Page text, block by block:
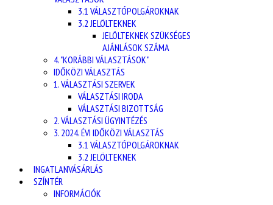
3.1 VÁLASZTÓPOLGÁROKNAK
3.2 JELÖLTEKNEK
JELÖLTEKNEK SZÜKSÉGES
AJÁNLÁSOK SZÁMA
4. "KORÁBBI VÁLASZTÁSOK"
IDŐKÖZI VÁLASZTÁS
1. VÁLASZTÁSI SZERVEK
VÁLASZTÁSI IRODA
VÁLASZTÁSI BIZOTTSÁG
2. VÁLASZTÁSI ÜGYINTÉZÉS
3. 2024. ÉVI IDŐKÖZI VÁLASZTÁS
3.1 VÁLASZTÓPOLGÁROKNAK
3.2 JELÖLTEKNEK
INGATLANVÁSÁRLÁS
SZÍNTÉR
INFORMÁCIÓK